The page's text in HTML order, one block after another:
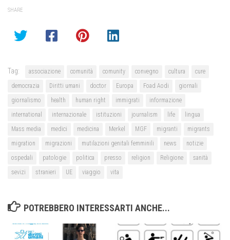
SHARE
Tag: associazione comunità comunity convegno cultura
cure
democrazia
Diritti umani doctor Europa Foad Aodi
giornali
giornalismo
health human right immigrati
informazione
international
internazionale istituzioni journalism life
lingua
Mass media
medici medicina Merkel MGF migranti
migrants
migration
migrazioni mutilazioni genitali femminili news
notizie
ospedali
patologie politica presso religion Religione
sanità
sevizi
stranieri UE viaggio vita
POTREBBERO INTERESSARTI ANCHE...